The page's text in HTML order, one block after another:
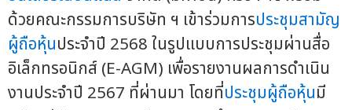
ด้วยคณะกรรมการบริษัท ฯ เข้าร่วมการประชุมสามัญ
ผู้ถือหุ้นประจำปี 2568 ในรูปแบบการประชุมผ่านสื่อ
อิเล็กทรอนิกส์ (E-AGM) เพื่อรายงานผลการดำเนิน
งานประจำปี 2567 ที่ผ่านมา โดยที่ประชุมผู้ถือหุ้นมี